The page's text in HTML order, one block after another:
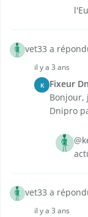
vet33 a
il y a 3 ans
K Fixeur
Bonjour,
Dnipro
vet33 a
il y a 3 ans